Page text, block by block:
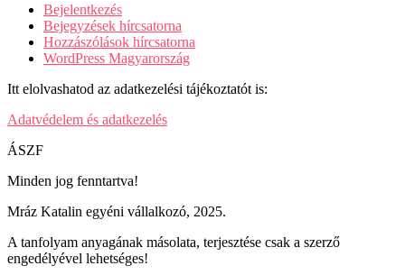
Bejelentkezés
Bejegyzések hírcsatorna
Hozzászólások hírcsatorna
WordPress Magyarország
Itt elolvashatod az adatkezelési tájékoztatót is:
Adatvédelem és adatkezelés
ÁSZF
Minden jog fenntartva!
Mráz Katalin egyéni vállalkozó, 2025.
A tanfolyam anyagának másolata, terjesztése csak a szerző
engedélyével lehetséges!